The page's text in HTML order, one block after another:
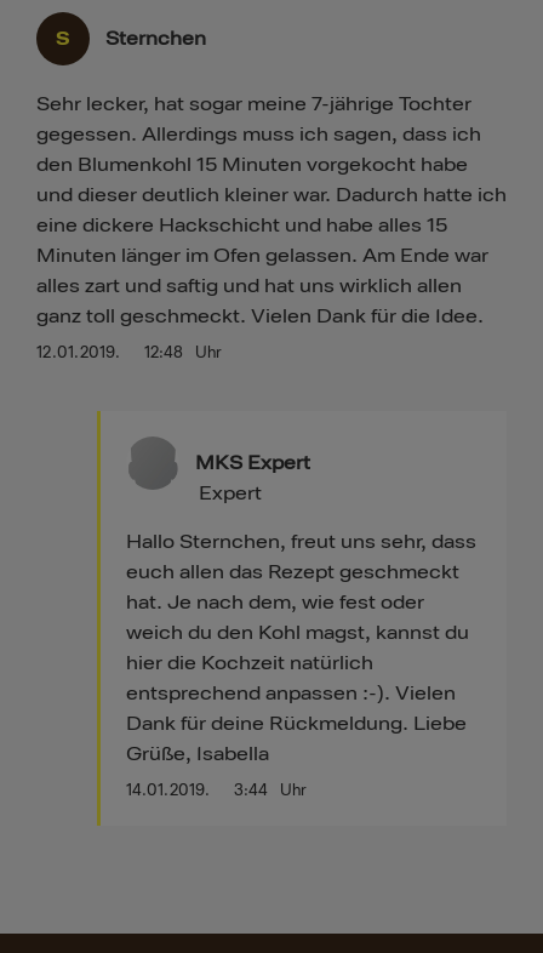
S Sternchen
12.01.2019. 12:48 Uhr
Sehr lecker, hat sogar meine 7-jährige Tochter
gegessen. Allerdings muss ich sagen, dass ich
den Blumenkohl 15 Minuten vorgekocht habe
und dieser deutlich kleiner war. Dadurch hatte ich
eine dickere Hackschicht und habe alles 15
Minuten länger im Ofen gelassen. Am Ende war
alles zart und saftig und hat uns wirklich allen
ganz toll geschmeckt. Vielen Dank für die Idee.
MKS Expert
14.01.2019. 3:44 Uhr
Expert
Hallo Sternchen, freut uns sehr, dass
euch allen das Rezept geschmeckt
hat. Je nach dem, wie fest oder
weich du den Kohl magst, kannst du
hier die Kochzeit natürlich
entsprechend anpassen :-). Vielen
Dank für deine Rückmeldung. Liebe
Grüße, Isabella